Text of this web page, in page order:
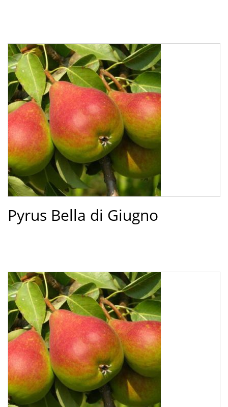
Pyrus Bella di Giugno